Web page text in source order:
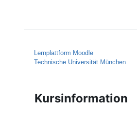
Lernplattform Moodle
Technische Universität München
Kursinformation